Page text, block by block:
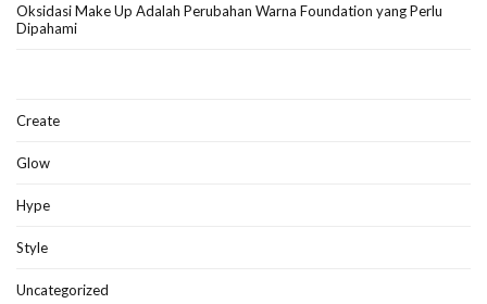
Oksidasi Make Up Adalah Perubahan Warna Foundation yang Perlu
Dipahami
Create
Glow
Hype
Style
Uncategorized